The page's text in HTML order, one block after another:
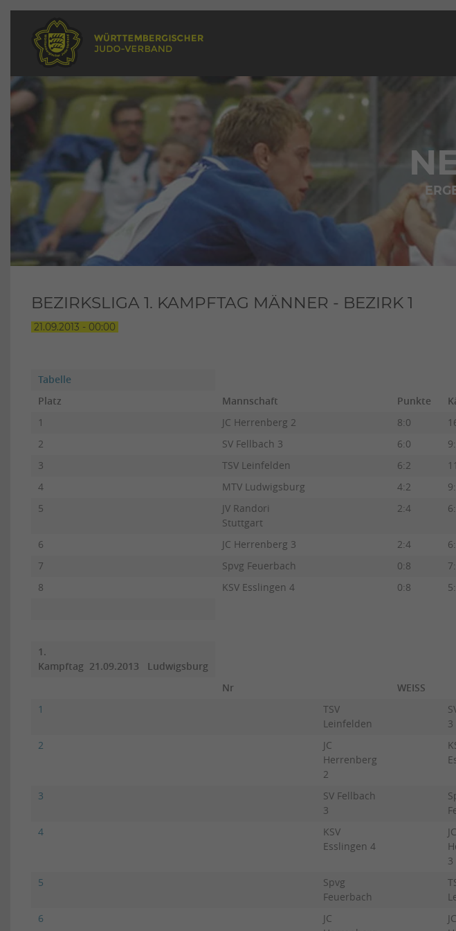
BEZIRKSLIGA 1. KAMPFTAG MÄNNER - BEZIRK 1
21.09.2013 - 00:00
Tabelle
Platz
Mannschaft Punkte
1
JC Herrenberg 2 8:0
2
SV Fellbach 3 6:0
3
TSV Leinfelden 6:2
4
MTV Ludwigsburg 4:2
5
JV Randori
Stuttgart
2:4
6 JC Herrenberg 3 2:4
7
Spvg Feuerbach 0:8
8
KSV Esslingen 4 0:8
1.
Kampftag 21.09.2013 Ludwigsburg
Nr
WEISS
1
TSV
Leinfelden
3
2
JC
Herrenberg
2
3
SV Fellbach
3
4
KSV
Esslingen 4
JC
3
5
Spvg
Feuerbach
6
JC
JC